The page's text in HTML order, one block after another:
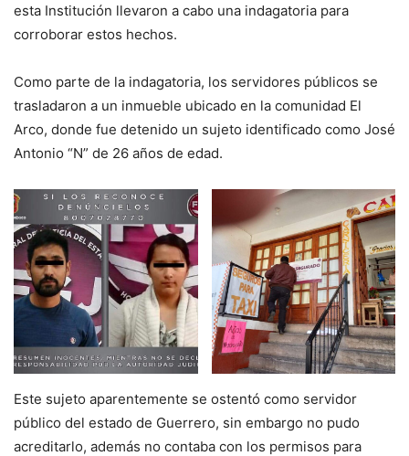
esta Institución llevaron a cabo una indagatoria para
corroborar estos hechos.
Como parte de la indagatoria, los servidores públicos se
trasladaron a un inmueble ubicado en la comunidad El
Arco, donde fue detenido un sujeto identificado como José
Antonio “N” de 26 años de edad.
Este sujeto aparentemente se ostentó como servidor
público del estado de Guerrero, sin embargo no pudo
acreditarlo, además no contaba con los permisos para